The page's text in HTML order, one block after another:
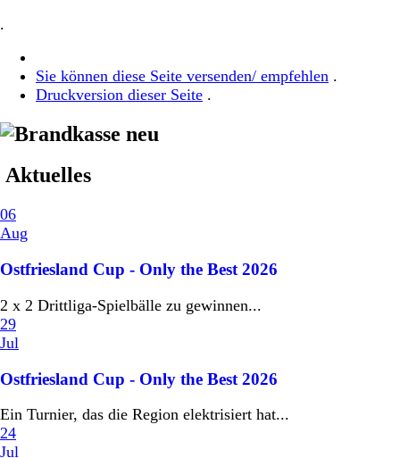
.
Sie können diese Seite versenden/ empfehlen .
Druckversion dieser Seite .
Aktuelles
06
Aug
Ostfriesland Cup - Only the Best 2026
2 x 2 Drittliga-Spielbälle zu gewinnen...
29
Jul
Ostfriesland Cup - Only the Best 2026
Ein Turnier, das die Region elektrisiert hat...
24
Jul